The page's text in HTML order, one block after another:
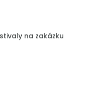
na zakázku